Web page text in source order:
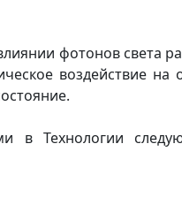
фотонов света
воздействие на
в Технологии